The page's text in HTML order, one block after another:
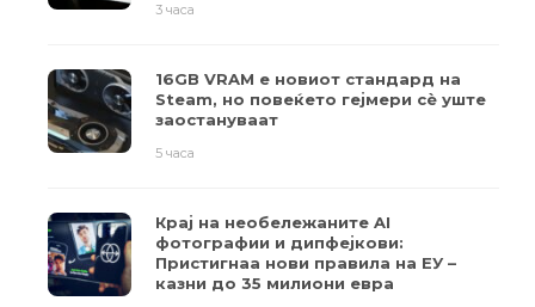
3 часа
16GB VRAM е новиот стандард на
Steam, но повеќето гејмери ​​сè уште
заостануваат
5 часа
Крај на необележаните AI
фотографии и дипфејкови:
Пристигнаа нови правила на ЕУ –
казни до 35 милиони евра